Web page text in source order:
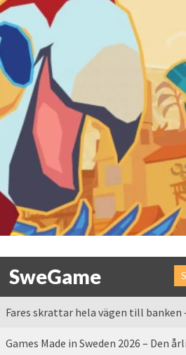
SweGame